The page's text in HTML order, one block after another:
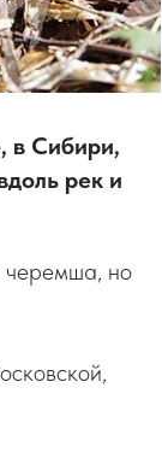
в Сибири,
рек и
черемша, но